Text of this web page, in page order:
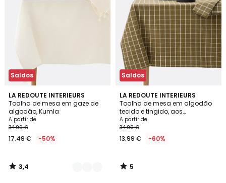
Saldos
LA REDOUTE INTERIEURS
Toalha de mesa em gaze de
algodão, Kumla
A partir de
34.99 €
17.49 € -50%
3,4
/ 5
3
Cores
3,4
/
Saldos
LA REDOUTE INTERIEURS
Toalha de mesa em algodão
tecido e tingido, aos
quadrados, Hortense
A partir de
34.99 €
13.99 € -60%
5
/
5
5
/